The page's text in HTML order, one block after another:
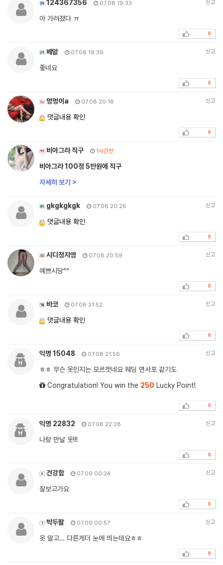
124367356 07.08 19:33 신고
아 가려졌다 ㅠ
0
베앝 07.08 19:39 신고
좋네요
0
멍멍이a 07.08 20:18 신고
댓글내용 확인
0
비아그라 직구 1시간전
비아그라 100정 5만원에 직구
자세히 보기 >
gkgkgkgk 07.08 20:26 신고
댓글내용 확인
0
시디정지영 07.08 20:59 신고
예쁘시당^^
0
바코 07.08 21:52 신고
댓글내용 확인
0
익명 15048 07.08 21:56 신고
ㅎㅎ 무슨 옷인지는 모르겟네요 웨딩 면사포 같기도
Congratulation! You win the 250 Lucky Point!
0
익명 22832 07.08 22:28 신고
나랑 만날 옷!!!
0
건강함 07.09 00:24 신고
잘보고가요
0
박두팔 07.09 00:57 신고
옷 말고… 다른게더 눈에 띄는데요ㅎㅎ
0